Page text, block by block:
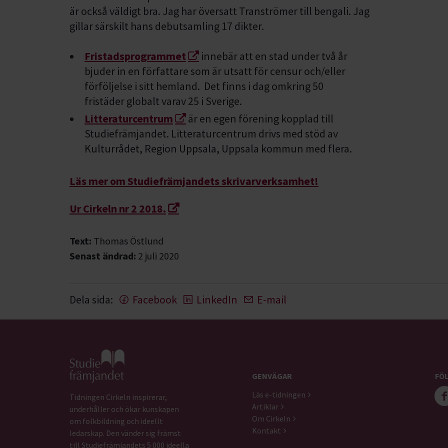
är också väldigt bra. Jag har översatt Tranströmer till bengali. Jag
gillar särskilt hans debutsamling 17 dikter.
Fristadsprogrammet
innebär att en stad under två år
bjuder in en författare som är utsatt för censur och/eller
förföljelse i sitt hemland. Det finns i dag omkring 50
fristäder globalt varav 25 i Sverige.
Litteraturcentrum
är en egen förening kopplad till
Studiefrämjandet. Litteraturcentrum drivs med stöd av
Kulturrådet, Region Uppsala, Uppsala kommun med flera.
Läs mer om Studiefrämjandets skrivarverksamhet!
Ur Cirkeln nr 2 2018.
Text: Thomas Östlund
Senast ändrad: 2 juli 2020
Dela sida: Facebook LinkedIn E-mail
Gå till studiefrämjandets startsida
Tidningen Cirkeln inspirerar,
underhåller och ökar kunskapen
om folkbildning och ideellt
ledarskap. Den vänder sig främst
till Studiefrämjandets 5 000 ideella
GENVÄGAR
Läs e-tidningen
Artiklar
Om Cirkeln
Kontakt